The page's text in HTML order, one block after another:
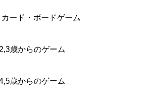
カード・ボードゲーム
2,3歳からのゲーム
歳からのゲーム